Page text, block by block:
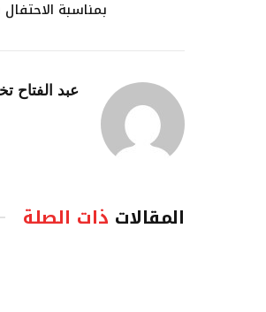
بمناسبة
عبد الفتاح
المقالات ذات الصلة